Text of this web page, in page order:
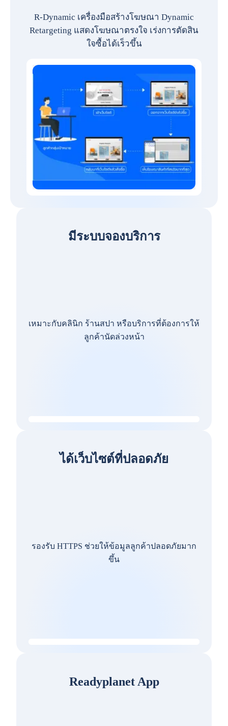
R-Dynamic เครื่องมือสร้างโฆษณา Dynamic
Retargeting แสดงโฆษณาตรงใจ เร่งการตัดสิน
ใจซื้อได้เร็วขึ้น
มีระบบจองบริการ
เหมาะกับคลินิก ร้านสปา หรือบริการที่ต้องการให้
ลูกค้านัดล่วงหน้า
ได้เว็บไซต์ที่ปลอดภัย
รองรับ HTTPS ช่วยให้ข้อมูลลูกค้าปลอดภัยมาก
ขึ้น
Readyplanet App